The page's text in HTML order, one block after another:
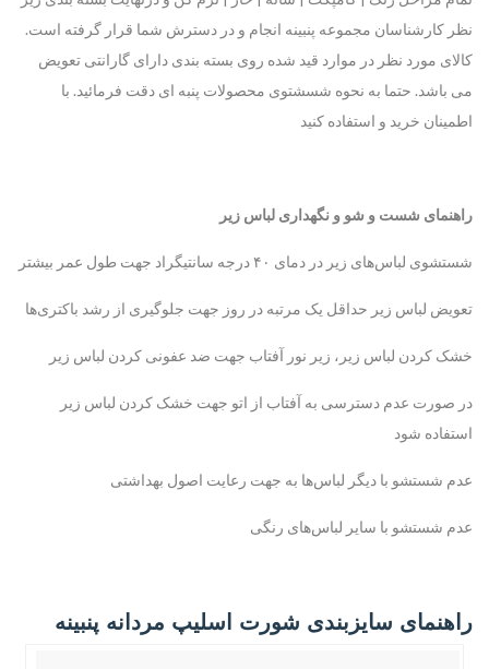
نظر کارشناسان مجموعه پنبینه انجام و در دسترش شما قرار گرفته است.
کالای مورد نظر در موارد قید شده روی بسته بندی دارای گارانتی تعویض
می باشد. حتما به نحوه شسشتوی محصولات پنبه ای دقت فرمائید. با
اطمینان خرید و استفاده کنید
راهنمای شست و شو و نگهداری لباس زیر
شستشوی لباس‌های زیر در دمای ۴۰ درجه سانتیگراد جهت طول عمر بیشتر
تعویض لباس زیر حداقل یک مرتبه در روز جهت جلوگیری از رشد باکتری‌ها
خشک کردن لباس زیر، زیر نور آفتاب جهت ضد عفونی کردن لباس زیر
در صورت عدم دسترسی به آفتاب از اتو جهت خشک کردن لباس زیر
استفاده شود
عدم شستشو با دیگر لباس‌ها به جهت رعایت اصول بهداشتی
عدم شستشو با سایر لباس‌های رنگی
راهنمای سایزبندی شورت اسلیپ مردانه پنبینه